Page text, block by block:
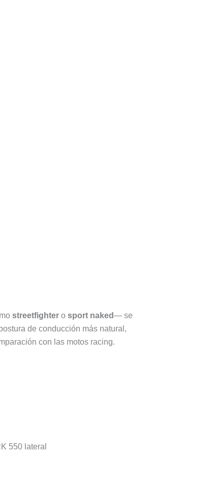
streetfighter o sport naked— se
de conducción más natural,
con las motos racing.